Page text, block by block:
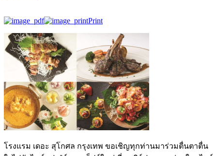
Print
โรงแรม เดอะ สุโกศล กรุงเทพ ขอเชิญทุกท่านมาร่วมตื่นตาตื่น